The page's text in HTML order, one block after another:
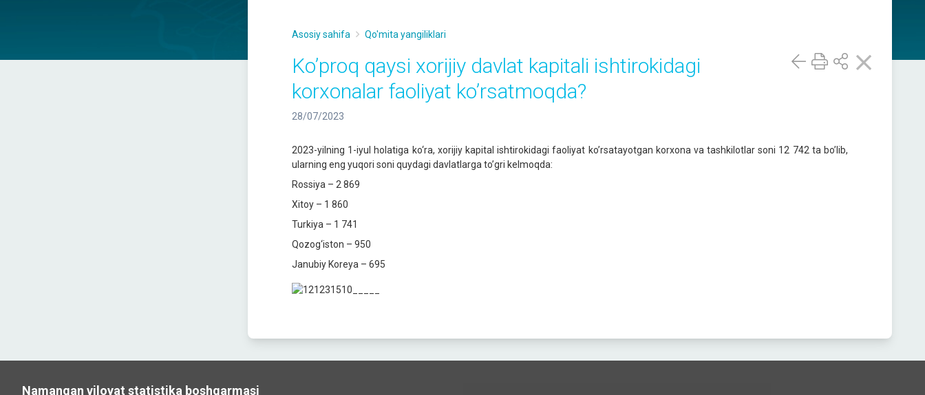
Asosiy sahifa Qo'mita yangiliklari
Ko’proq qaysi xorijiy davlat kapitali ishtirokidagi
korxonalar faoliyat ko’rsatmoqda?
28/07/2023
2023-yilning 1-iyul holatiga ko‘ra, xorijiy kapital ishtirokidagi faoliyat ko’rsatayotgan korxona va tashkilotlar soni 12 742 ta bo’lib,
ularning eng yuqori soni quydagi davlatlarga to’gri kelmoqda:
Rossiya – 2 869
Xitoy – 1 860
Turkiya – 1 741
Qozog‘iston – 950
Janubiy Koreya – 695
Namangan viloyat statistika boshqarmasi